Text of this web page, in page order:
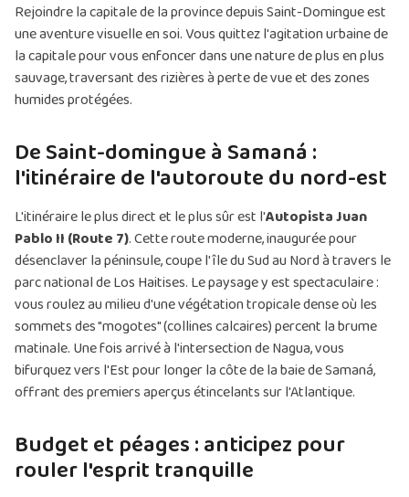
Rejoindre la capitale de la province depuis Saint-Domingue est
une aventure visuelle en soi. Vous quittez l'agitation urbaine de
la capitale pour vous enfoncer dans une nature de plus en plus
sauvage, traversant des rizières à perte de vue et des zones
humides protégées.
De Saint-domingue à Samaná :
l'itinéraire de l'autoroute du nord-est
L'itinéraire le plus direct et le plus sûr est l'Autopista Juan
Pablo II (Route 7). Cette route moderne, inaugurée pour
désenclaver la péninsule, coupe l'île du Sud au Nord à travers le
parc national de Los Haitises. Le paysage y est spectaculaire :
vous roulez au milieu d'une végétation tropicale dense où les
sommets des "mogotes" (collines calcaires) percent la brume
matinale. Une fois arrivé à l'intersection de Nagua, vous
bifurquez vers l'Est pour longer la côte de la baie de Samaná,
offrant des premiers aperçus étincelants sur l'Atlantique.
Budget et péages : anticipez pour
rouler l'esprit tranquille